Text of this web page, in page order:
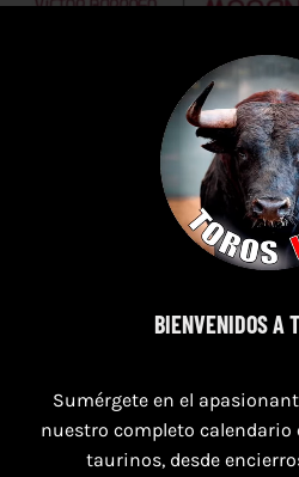
DE AGOSTO 2026
BIENVENIDOS A
Sumérgete en el
nuestro completo calendario
taurinos, desde